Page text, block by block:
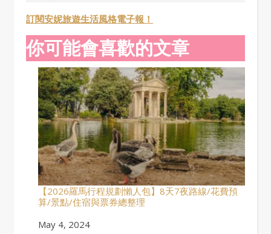
訂閱安妮旅遊生活風格電子報！
你可能會喜歡的文章
【2026羅馬行程規劃懶人包】8天7夜路線/花費預
算/景點/住宿與票券總整理
Date
May 4, 2024